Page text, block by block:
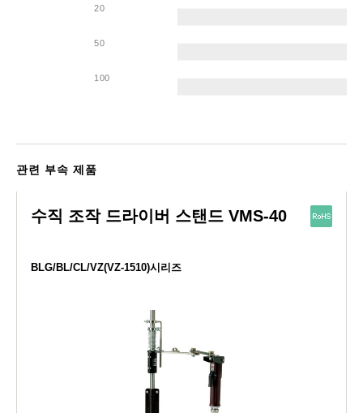
20
50
100
관련 부속 제품
수직 조작 드라이버 스탠드 VMS-40
BLG/BL/CL/VZ(VZ-1510)시리즈